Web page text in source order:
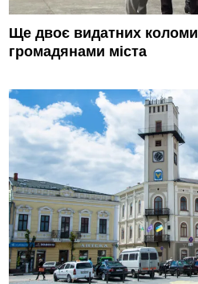
Ще двоє видатних
громадянами міста